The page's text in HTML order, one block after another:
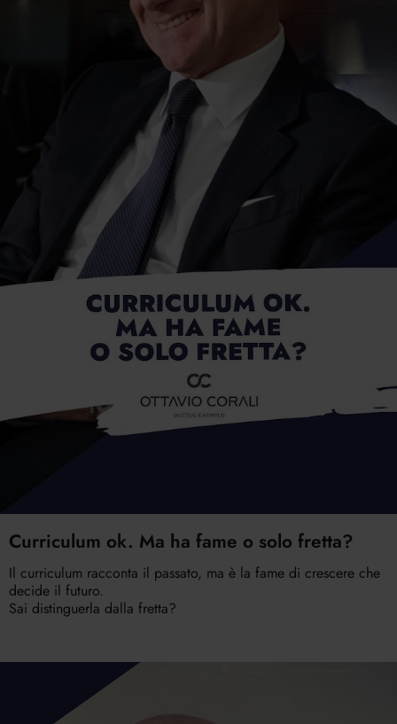
Curriculum ok. Ma ha fame o solo fretta?
Il curriculum racconta il passato, ma è la fame di crescere che
decide il futuro.
Sai distinguerla dalla fretta?